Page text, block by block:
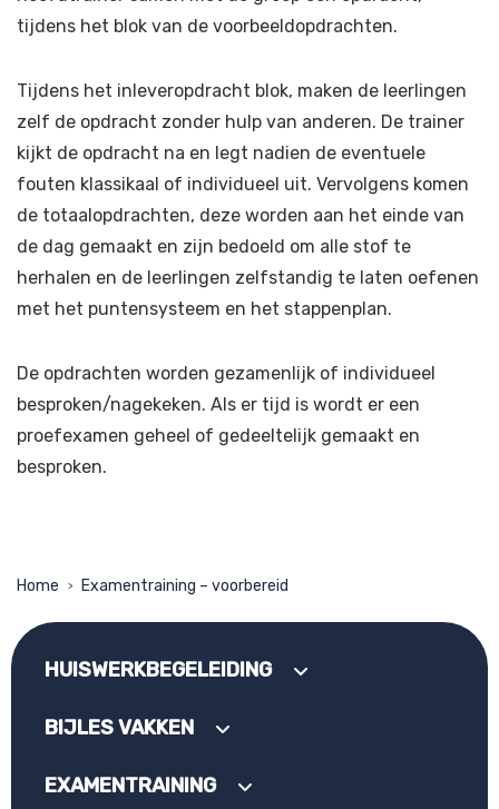
tijdens het blok van de voorbeeldopdrachten.
Tijdens het inleveropdracht blok, maken de leerlingen
zelf de opdracht zonder hulp van anderen. De trainer
kijkt de opdracht na en legt nadien de eventuele
fouten klassikaal of individueel uit. Vervolgens komen
de totaalopdrachten, deze worden aan het einde van
de dag gemaakt en zijn bedoeld om alle stof te
herhalen en de leerlingen zelfstandig te laten oefenen
met het puntensysteem en het stappenplan.
De opdrachten worden gezamenlijk of individueel
besproken/nagekeken. Als er tijd is wordt er een
proefexamen geheel of gedeeltelijk gemaakt en
besproken.
Home > Examentraining – voorbereid
HUISWERKBEGELEIDING
BIJLES VAKKEN
EXAMENTRAINING